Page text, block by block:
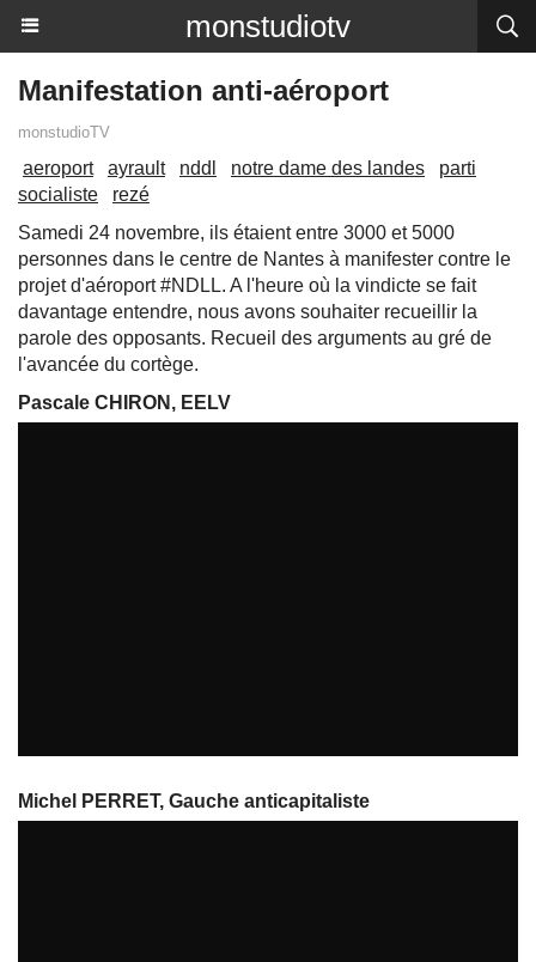
monstudiotv
Manifestation anti-aéroport
monstudioTV
aeroport ayrault nddl notre dame des landes
parti
socialiste
rezé
Samedi 24 novembre, ils étaient entre 3000 et 5000
personnes dans le centre de Nantes à manifester contre le
projet d'aéroport #NDLL. A l'heure où la vindicte se fait
davantage entendre, nous avons souhaiter recueillir la
parole des opposants. Recueil des arguments au gré de
l'avancée du cortège.
Pascale CHIRON, EELV
Michel PERRET, Gauche anticapitaliste